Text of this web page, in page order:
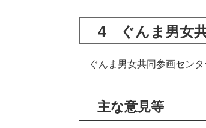
4 ぐんま男女共
ぐんま男女共同参画センタ
主な意見等